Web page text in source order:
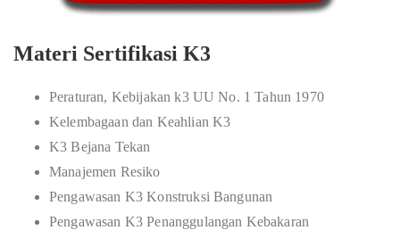
Materi Sertifikasi K3
Peraturan, Kebijakan k3 UU No. 1 Tahun 1970
Kelembagaan dan Keahlian K3
K3 Bejana Tekan
Manajemen Resiko
Pengawasan K3 Konstruksi Bangunan
Pengawasan K3 Penanggulangan Kebakaran